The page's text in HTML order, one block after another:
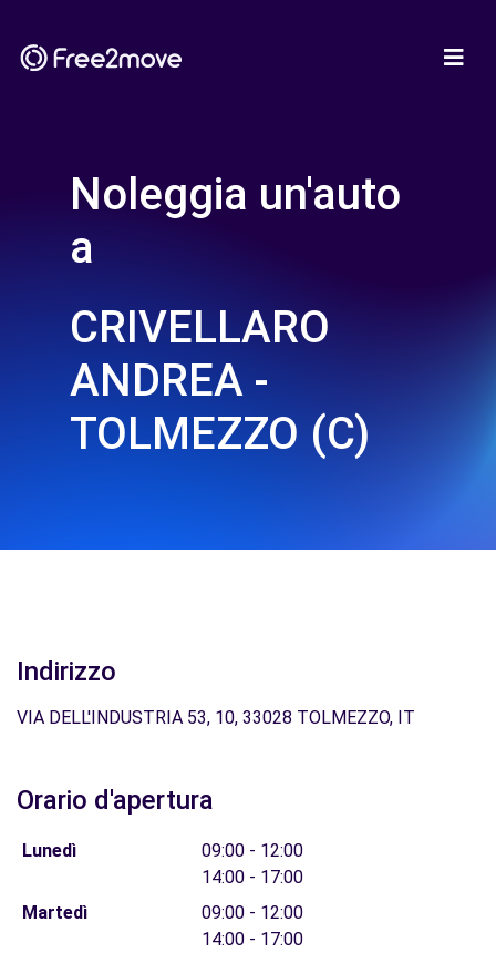
Noleggia un'auto
a
CRIVELLARO
ANDREA -
TOLMEZZO (C)
Indirizzo
VIA DELL'INDUSTRIA 53, 10, 33028 TOLMEZZO, IT
Orario d'apertura
Lunedì
09:00 - 12:00
14:00 - 17:00
Martedì
09:00 - 12:00
14:00 - 17:00